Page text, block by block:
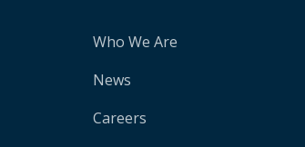
Who We Are
News
Careers